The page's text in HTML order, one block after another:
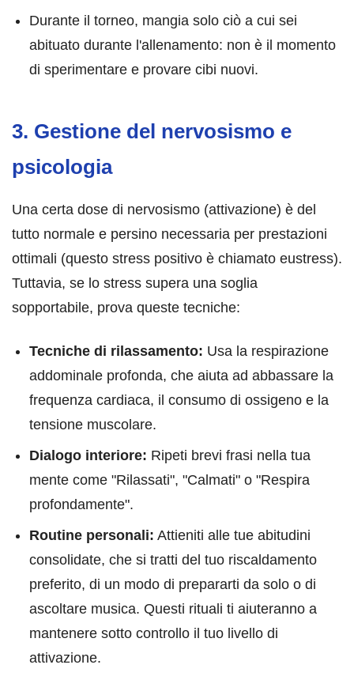
Durante il torneo, mangia solo ciò a cui sei
abituato durante l'allenamento: non è il momento
di sperimentare e provare cibi nuovi.
3. Gestione del nervosismo e
psicologia
Una certa dose di nervosismo (attivazione) è del
tutto normale e persino necessaria per prestazioni
ottimali (questo stress positivo è chiamato eustress).
Tuttavia, se lo stress supera una soglia
sopportabile, prova queste tecniche:
Tecniche di rilassamento: Usa la respirazione
addominale profonda, che aiuta ad abbassare la
frequenza cardiaca, il consumo di ossigeno e la
tensione muscolare.
Dialogo interiore: Ripeti brevi frasi nella tua
mente come "Rilassati", "Calmati" o "Respira
profondamente".
Routine personali: Attieniti alle tue abitudini
consolidate, che si tratti del tuo riscaldamento
preferito, di un modo di prepararti da solo o di
ascoltare musica. Questi rituali ti aiuteranno a
mantenere sotto controllo il tuo livello di
attivazione.